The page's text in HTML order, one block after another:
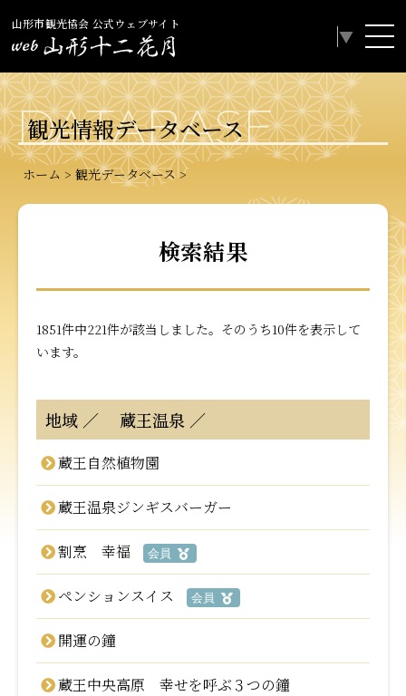
山形市観光協会 公式ウェブサイト
▼
観光情報データベース
DATABASE
ホーム 観光データベース
検索結果
1851件中221件が該当しました。そのうち10件を表示して
います。
地域 蔵王温泉
蔵王自然植物園
蔵王温泉ジンギスバーガー
割烹 幸福 会員
ペンションスイス 会員
開運の鐘
蔵王中央高原 幸せを呼ぶ３つの鐘